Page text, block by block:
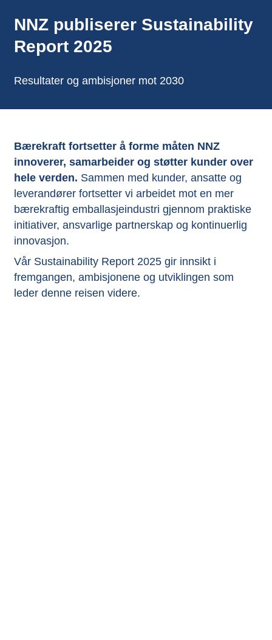
NNZ publiserer Sustainability
Report 2025
Resultater og ambisjoner mot 2030
Bærekraft fortsetter å forme måten NNZ
innoverer, samarbeider og støtter kunder over
hele verden. Sammen med kunder, ansatte og
leverandører fortsetter vi arbeidet mot en mer
bærekraftig emballasjeindustri gjennom praktiske
initiativer, ansvarlige partnerskap og kontinuerlig
innovasjon.
Vår Sustainability Report 2025 gir innsikt i
fremgangen, ambisjonene og utviklingen som
leder denne reisen videre.